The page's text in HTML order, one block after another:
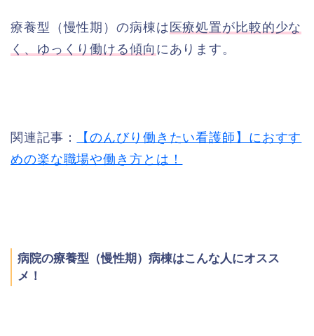
療養型（慢性期）の病棟は 医療処置が比較的少な
く、ゆっくり働ける傾向 にあります。
関連記事：
【のんびり働きたい看護師】におすす
めの楽な職場や働き方とは！
病院の療養型（慢性期）病棟はこんな人にオスス
メ！